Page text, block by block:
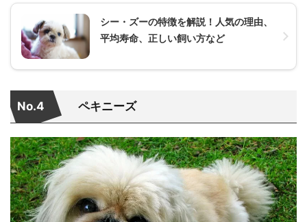
シー・ズーの特徴を解説！人気の理由、
平均寿命、正しい飼い方など
No.4 ペキニーズ